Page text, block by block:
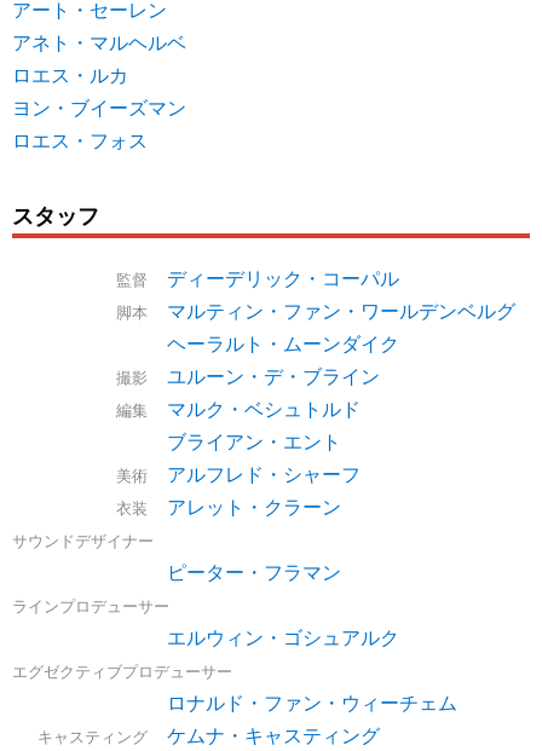
アート・セーレン
アネト・マルヘルベ
ロエス・ルカ
ヨン・ブイーズマン
ロエス・フォス
スタッフ
監督 ディーデリック・コーパル
脚本
マルティン・ファン・ワールデンベルグ
ヘーラルト・ムーンダイク
撮影 ユルーン・デ・ブライン
編集
マルク・ベシュトルド
ブライアン・エント
美術 アルフレド・シャーフ
衣装 アレット・クラーン
サウンドデザイナー
ピーター・フラマン
ラインプロデューサー
エルウィン・ゴシュアルク
エグゼクティブプロデューサー
ロナルド・ファン・ウィーチェム
キャスティング ケムナ・キャスティング